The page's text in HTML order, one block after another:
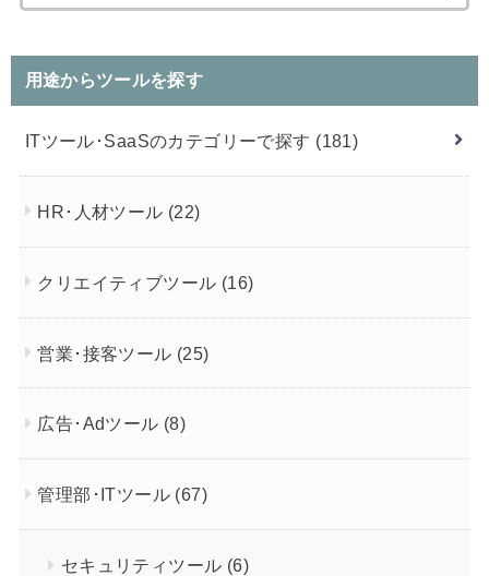
索:
用途からツールを探す
ITツール･SaaSのカテゴリーで探す (181)
HR･人材ツール (22)
クリエイティブツール (16)
営業･接客ツール (25)
広告･Adツール (8)
管理部･ITツール (67)
セキュリティツール (6)